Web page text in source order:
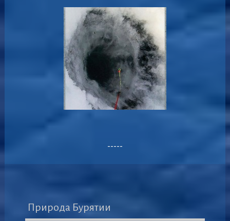
-----
Природа Бурятии